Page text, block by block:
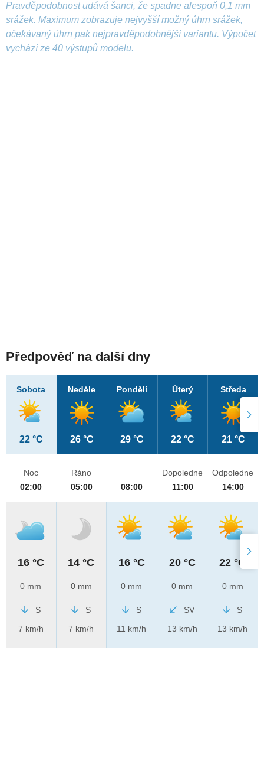
Pravděpodobnost udává šanci, že spadne alespoň 0,1 mm
srážek. Maximum zobrazuje nejvyšší možný úhrn srážek,
očekávaný úhrn pak nejpravděpodobnější variantu. Výpočet
vychází ze 40 výstupů modelu.
Předpověď na další dny
Sobota
22 °C
Neděle
26 °C
Pondělí
29 °C
Úterý
22 °C
Středa
21 °C
Noc
02:00
16 °C
0 mm
S
7 km/h
Ráno
05:00
14 °C
0 mm
S
7 km/h
08:00
16 °C
0 mm
S
11 km/h
Dopoledne
11:00
20 °C
0 mm
SV
13 km/h
Odpoledne
14:00
22 °C
0 mm
S
13 km/h